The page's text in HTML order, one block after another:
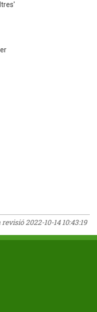
revisió2022-10-14 10:43:19